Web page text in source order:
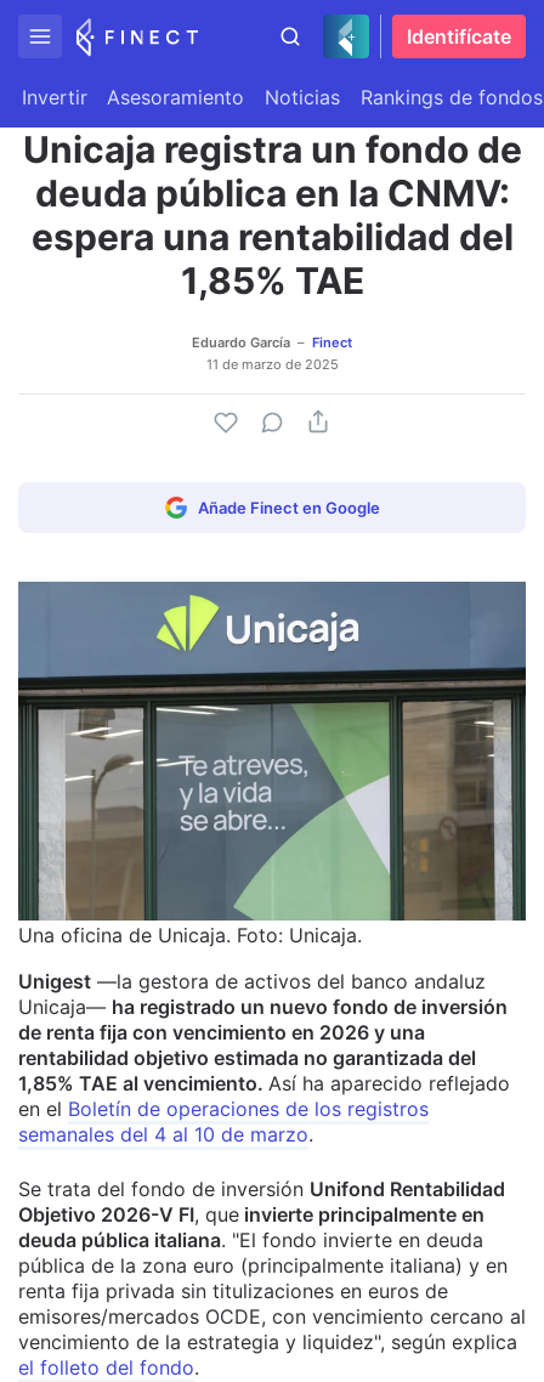
Identifícate
Invertir Asesoramiento Noticias Rankings de fondos
Unicaja registra un fondo de
deuda pública en la CNMV:
espera una rentabilidad del
1,85% TAE
Eduardo García
Finect
11 de marzo de 2025
Añade Finect en Google
Una oficina de Unicaja. Foto: Unicaja.
Unigest —la gestora de activos del banco andaluz
Unicaja— ha registrado un nuevo fondo de inversión
de renta fija con vencimiento en 2026 y una
rentabilidad objetivo estimada no garantizada del
1,85% TAE al vencimiento. Así ha aparecido reflejado
en el Boletín de operaciones de los registros
semanales del 4 al 10 de marzo.
Se trata del fondo de inversión Unifond Rentabilidad
Objetivo 2026-V FI, que invierte principalmente en
deuda pública italiana. "El fondo invierte en deuda
pública de la zona euro (principalmente italiana) y en
renta fija privada sin titulizaciones en euros de
emisores/mercados OCDE, con vencimiento cercano al
vencimiento de la estrategia y liquidez", según explica
el folleto del fondo.